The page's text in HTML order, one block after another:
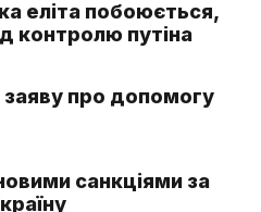
еліта побоюється,
контролю путіна
про допомогу
санкціями за